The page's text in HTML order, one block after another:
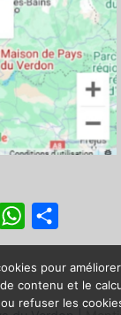
W
h
a
t
a
r
t
pour
contenu et le
refuser les